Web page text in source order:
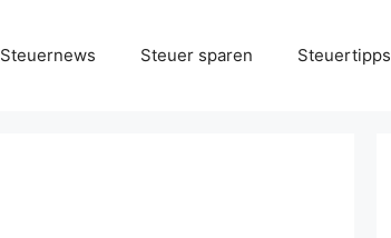
Steuernews Steuer sparen Steuertipps